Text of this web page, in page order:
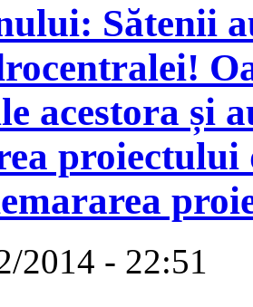
Sătenii
acestora și
proiectului
2014 - 22:51